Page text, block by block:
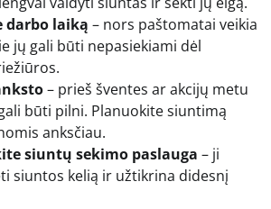
laiką – nors paštomatai veikia
jų gali būti nepasiekiami dėl
– prieš šventes ar akcijų metu
būti pilni. Planuokite siuntimą
anksčiau.
siuntų sekimo paslauga – ji
siuntos kelią ir užtikrina didesnį